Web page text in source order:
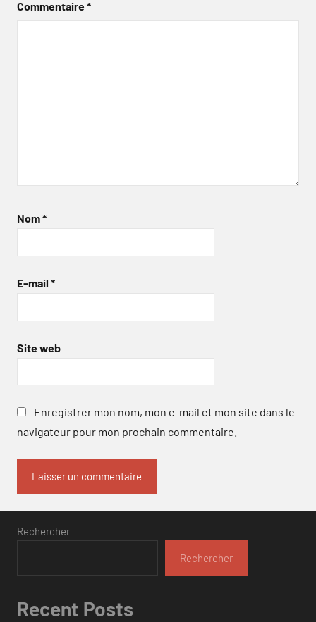
Commentaire*
Nom*
E-mail *
Site web
Enregistrer mon nom, mon e-mail et mon site dans le
navigateur pour mon prochain commentaire.
Rechercher
Rechercher
Recent Posts